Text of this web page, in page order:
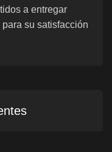
a entregar
su satisfacción